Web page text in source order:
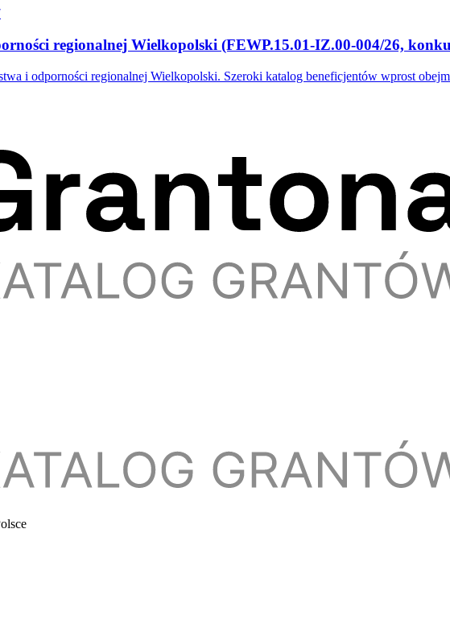
regionalnej Wielkopolski (FEWP.15.01-IZ.00-004/26,
i odporności regionalnej Wielkopolski. Szeroki katalog beneficjentów wprost